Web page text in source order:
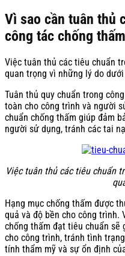
Vì sao cần tuân thủ
công tác chống
Việc tuân thủ các tiêu chuẩn
quan trọng vì những lý do dưới
Tuân thủ quy chuẩn trong
toàn cho công trình và người
chuẩn chống thấm giúp đảm
người sử dụng, tránh các tai
Việc tuân thủ các tiêu chuẩn
Hạng mục chống thấm được
quả và độ bền cho công trình.
chống thấm đạt tiêu chuẩn sẽ
cho công trình, tránh tình
tính thẩm mỹ và sự ổn định